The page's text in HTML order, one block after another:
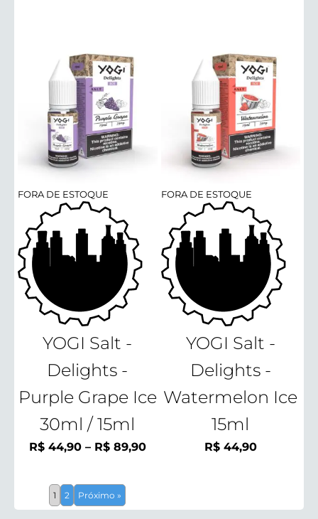
FORA DE ESTOQUE
YOGI Salt -
Delights -
Purple Grape Ice
30ml / 15ml
R$44,90 – R$89,90Faixa
FORA DE ESTOQUE
YOGI Salt -
Delights -
Watermelon Ice
15ml
R$44,90
1 2 Próximo »